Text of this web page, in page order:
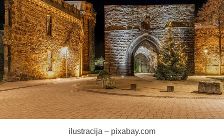
ilustracija – pixabay.com